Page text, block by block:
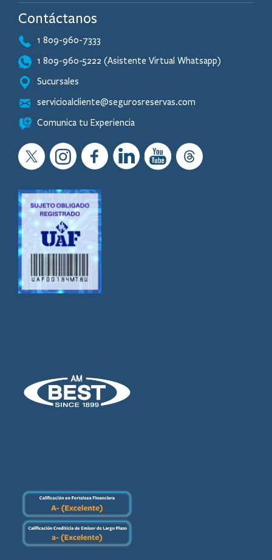
Contáctanos
1 809-960-7333
1 809-960-5222 (Asistente Virtual Whatsapp)
Sucursales
servicioalcliente@segurosreservas.com
Comunica tu Experiencia